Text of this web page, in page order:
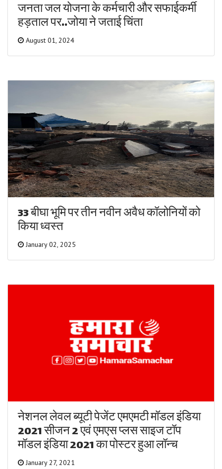
जनता जल योजना के कर्मचारी और सफाईकर्मी
हड़ताल पर..जोया ने जताई चिंता
August 01, 2024
33 बीघा भूमि पर तीन नवीन अवैध कॉलोनियों को
किया ध्वस्त
January 02, 2025
नेशनल लेवल ब्यूटी पेजेंट एमएमटी मॉडल इंडिया
2021 सीजन 2 एवं एमएस प्लस साइज टॉप
मॉडल इंडिया 2021 का पोस्टर हुआ लॉन्च
January 27, 2021